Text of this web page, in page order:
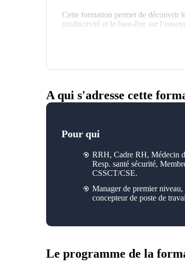
Cette formation permet de découvrir
productivité et le bien-être sur
A qui s'adresse cette
Pour qui
RRH, Cadre RH, Médecin
Resp. santé sécurité,
CSSCT/CSE.
Manager de premier niveau,
concepteur de poste de
Le programme de la